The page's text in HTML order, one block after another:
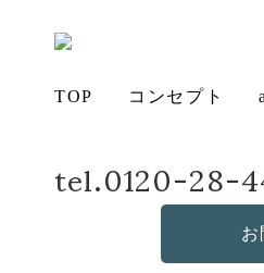
TOP コンセプト
いて
保証に
ソフ
ベッ
tel.0120-28-
お